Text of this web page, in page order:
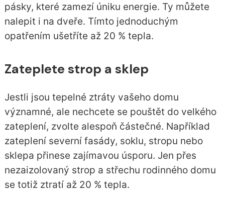
pásky, které zamezí úniku energie. Ty můžete
nalepit i na dveře. Tímto jednoduchým
opatřením ušetříte až 20 % tepla.
Zateplete strop a sklep
Jestli jsou tepelné ztráty vašeho domu
významné, ale nechcete se pouštět do velkého
zateplení, zvolte alespoň částečné. Například
zateplení severní fasády, soklu, stropu nebo
sklepa přinese zajímavou úsporu. Jen přes
nezaizolovaný strop a střechu rodinného domu
se totiž ztratí až 20 % tepla.